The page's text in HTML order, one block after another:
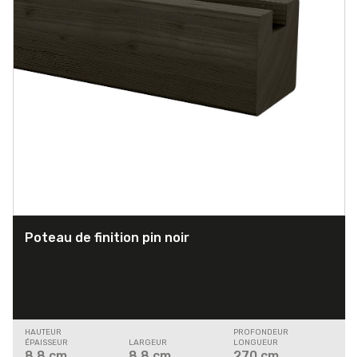
Poteau de finition pin noir
HAUTEUR
ÉPAISSEUR
LARGEUR
PROFONDEUR
LONGUEUR